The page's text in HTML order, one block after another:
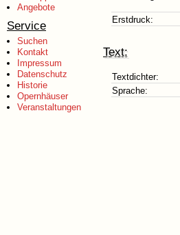
Angebote
Service
Suchen
Kontakt
Impressum
Datenschutz
Historie
Opernhäuser
Veranstaltungen
Erstdruck:
Text:
Textdichter:
Sprache: